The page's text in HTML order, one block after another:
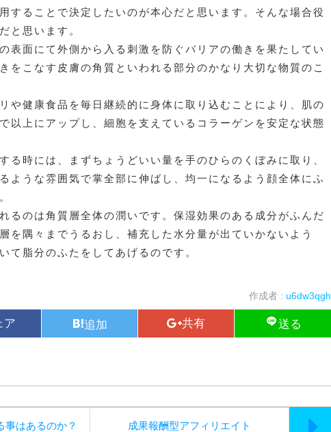
することで決定したいのが本心だと思います。そんな場合役
と思います。
表面にて外側から入る刺激を防ぐバリアの働きを果たしてい
をこなす皮膚の角質といわれる部分のかなり大切な物質のこ
や健康食品を毎日継続的に身体に取り込むことにより、肌の
以上にアップし、細胞を支えているコラーゲンを安定な状態
る時には、まずちょうどいい量を手のひらのくぼみに取り、
ような雰囲気で掌全部に伸ばし、均一になるよう顔全体にふ
るのは角質層全体の潤いです。保湿効果のある成分がふんだ
を隅々までうるおし、補充した水分量が出ていかないよう
て脂分のふたをしてあげるのです。
作成者 : u6dw3qgh
事はあるのか？ 成果報酬型アフィリエイト